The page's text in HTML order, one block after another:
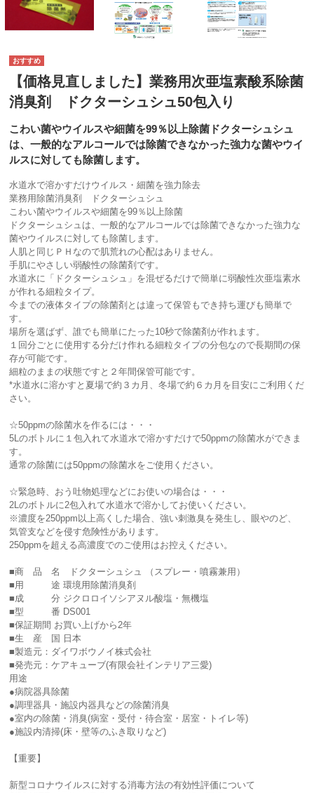
【価格見直しました】業務用次亜塩素酸系除菌
消臭剤 ドクターシュシュ50包入り
こわい菌やウイルスや細菌を99％以上除菌ドクターシュシュ
は、一般的なアルコールでは除菌できなかった強力な菌やウイ
ルスに対しても除菌します。
水道水で溶かすだけウイルス・細菌を強力除去
業務用除菌消臭剤 ドクターシュシュ
こわい菌やウイルスや細菌を99％以上除菌
ドクターシュシュは、一般的なアルコールでは除菌できなかった強力な
菌やウイルスに対しても除菌します。
人肌と同じＰＨなので肌荒れの心配はありません。
手肌にやさしい弱酸性の除菌剤です。
水道水に「ドクターシュシュ」を混ぜるだけで簡単に弱酸性次亜塩素水
が作れる細粒タイプ。
今までの液体タイプの除菌剤とは違って保管もでき持ち運びも簡単で
す。
場所を選ばず、誰でも簡単にたった10秒で除菌剤が作れます。
１回分ごとに使用する分だけ作れる細粒タイプの分包なので長期間の保
存が可能です。
細粒のままの状態ですと２年間保管可能です。
*水道水に溶かすと夏場で約３カ月、冬場で約６カ月を目安にご利用くだ
さい。
☆50ppmの除菌水を作るには・・・
5Lのボトルに１包入れて水道水で溶かすだけで50ppmの除菌水ができま
す。
通常の除菌には50ppmの除菌水をご使用ください。
☆緊急時、おう吐物処理などにお使いの場合は・・・
2Lのボトルに2包入れて水道水で溶かしてお使いください。
※濃度を250ppm以上高くした場合、強い刺激臭を発生し、眼やのど、
気管支などを侵す危険性があります。
250ppmを超える高濃度でのご使用はお控えください。
■商 品 名 ドクターシュシュ （スプレー・噴霧兼用）
■用 途 環境用除菌消臭剤
■成 分 ジクロロイソシアヌル酸塩・無機塩
■型 番 DS001
■保証期間 お買い上げから2年
■生 産 国 日本
■製造元：ダイワボウノイ株式会社
■発売元：ケアキューブ(有限会社インテリア三愛)
用途
●病院器具除菌
●調理器具・施設内器具などの除菌消臭
●室内の除菌・消臭(病室・受付・待合室・居室・トイレ等)
●施設内清掃(床・壁等のふき取りなど)
【重要】
新型コロナウイルスに対する消毒方法の有効性評価について